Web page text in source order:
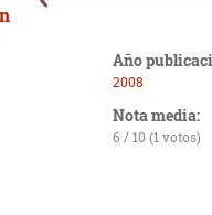
Año
2008
Nota media:
6 / 10 (1 votos)